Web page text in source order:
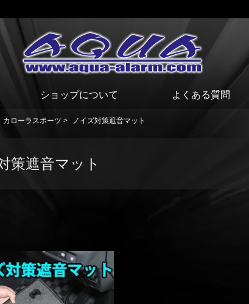
ショップについて よくある質問
カローラスポーツ > ノイズ対策遮音マット
策遮音マット